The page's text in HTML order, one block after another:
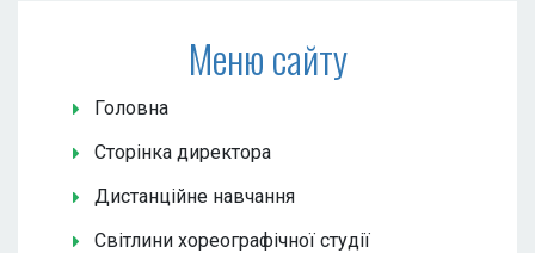
Меню сайту
Головна
Сторінка директора
Дистанційне навчання
Світлини хореографічної студії